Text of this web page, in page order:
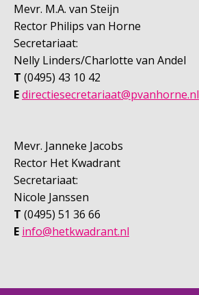
Mevr. M.A. van Steijn
Rector Philips van Horne
Secretariaat:
Nelly Linders/Charlotte van Andel
T (0495) 43 10 42
Edirectiesecretariaat@pvanhorne.nl
Mevr. Janneke Jacobs
Rector Het Kwadrant
Secretariaat:
Nicole Janssen
T (0495) 51 36 66
E info@hetkwadrant.nl